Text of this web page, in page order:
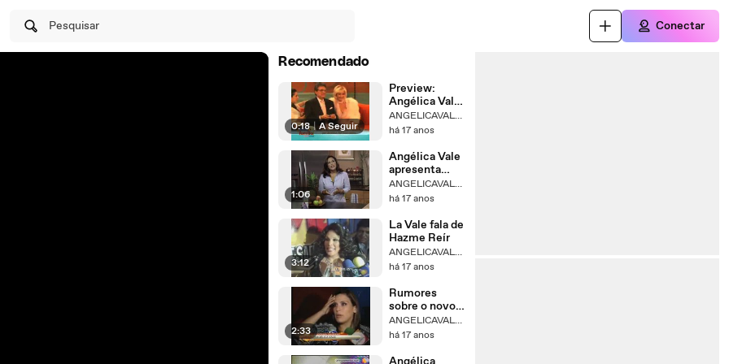
Pesquisar Conectar
Recomendado
0:18 | A Seguir
Preview:
Angélica Vale
em TodobebéANGELICAVALEBRASIL
há 17 anos
1:06
Angélica Vale
apresenta
seminário
Lactaid
ANGELICAVALEBRASIL
há 17 anos
3:12
La Vale fala de
Hazme Reír
ANGELICAVALEBRASIL
há 17 anos
2:33
Rumores
sobre o novo
romance de
La Vale
ANGELICAVALEBRASIL
há 17 anos